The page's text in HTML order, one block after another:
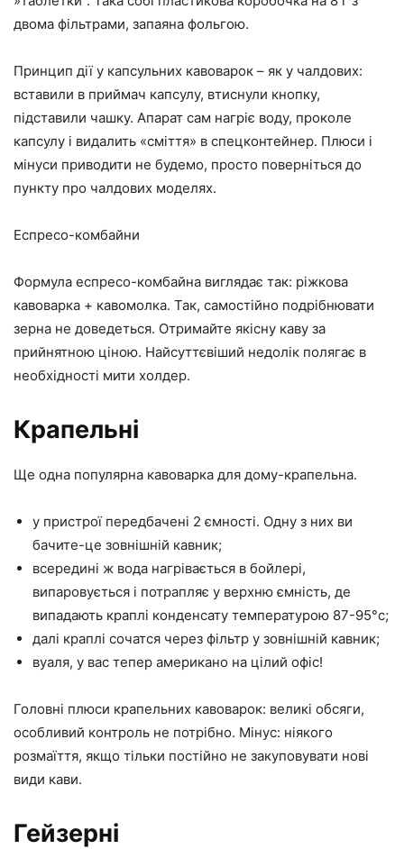
двома фільтрами, запаяна фольгою.
Принцип дії у капсульних кавоварок – як у чалдових:
вставили в приймач капсулу, втиснули кнопку,
підставили чашку. Апарат сам нагріє воду, проколе
капсулу і видалить «сміття» в спецконтейнер. Плюси і
мінуси приводити не будемо, просто поверніться до
пункту про чалдових моделях.
Еспресо-комбайни
Формула еспресо-комбайна виглядає так: ріжкова
кавоварка + кавомолка. Так, самостійно подрібнювати
зерна не доведеться. Отримайте якісну каву за
прийнятною ціною. Найсуттєвіший недолік полягає в
необхідності мити холдер.
Крапельні
Ще одна популярна кавоварка для дому-крапельна.
у пристрої передбачені 2 ємності. Одну з них ви
бачите-це зовнішній кавник;
всередині ж вода нагрівається в бойлері,
випаровується і потрапляє у верхню ємність, де
випадають краплі конденсату температурою 87-95°c;
далі краплі сочатся через фільтр у зовнішній кавник;
вуаля, у вас тепер американо на цілий офіс!
Головні плюси крапельних кавоварок: великі обсяги,
особливий контроль не потрібно. Мінус: ніякого
розмаїття, якщо тільки постійно не закуповувати нові
види кави.
Гейзерні